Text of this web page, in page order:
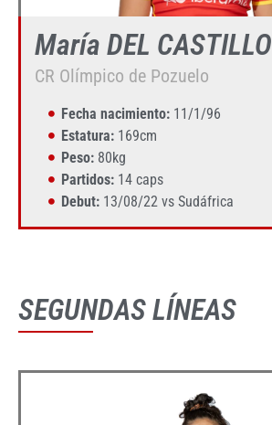
María DEL CASTILLO
CR Olímpico de Pozuelo
Fecha nacimiento:11/1/96
Estatura:169cm
Peso:80kg
Partidos:14 caps
Debut:13/08/22 vs Sudáfrica
SEGUNDAS LÍNEAS